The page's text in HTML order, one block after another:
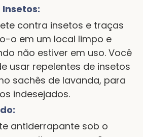
contra insetos e traças
o em um local limpo e
não estiver em uso. Você
usar repelentes de insetos
sachês de lavanda, para
indesejados.
antiderrapante sob o